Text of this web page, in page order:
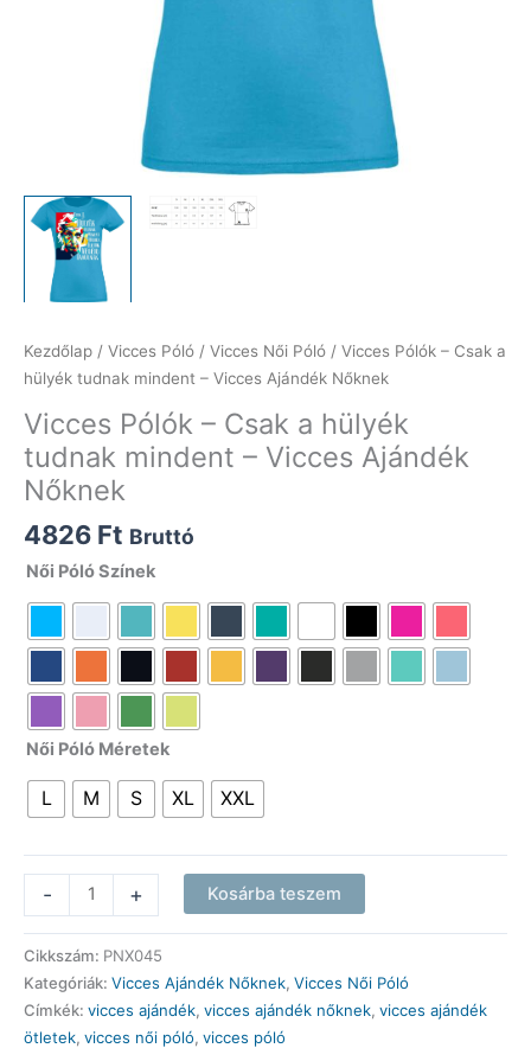
Kezdőlap / Vicces Póló / Vicces Női Póló / Vicces Pólók – Csak a
hülyék tudnak mindent – Vicces Ajándék Nőknek
Vicces Pólók – Csak a hülyék
tudnak mindent – Vicces Ajándék
Nőknek
4826 Ft Bruttó
Női Póló Színek
Női Póló Méretek
L M S XL XXL
-
Pólók
-
Csak
a
hülyék
tudnak
+ Kosárba teszem
Cikkszám: PNX045
Kategóriák: Vicces Ajándék Nőknek, Vicces Női Póló
Címkék: vicces ajándék, vicces ajándék nőknek, vicces ajándék
ötletek, vicces női póló, vicces póló